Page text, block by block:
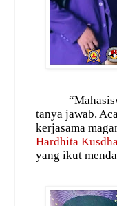
tanya jawab.
kerjasama
Hardhita
yang ikut